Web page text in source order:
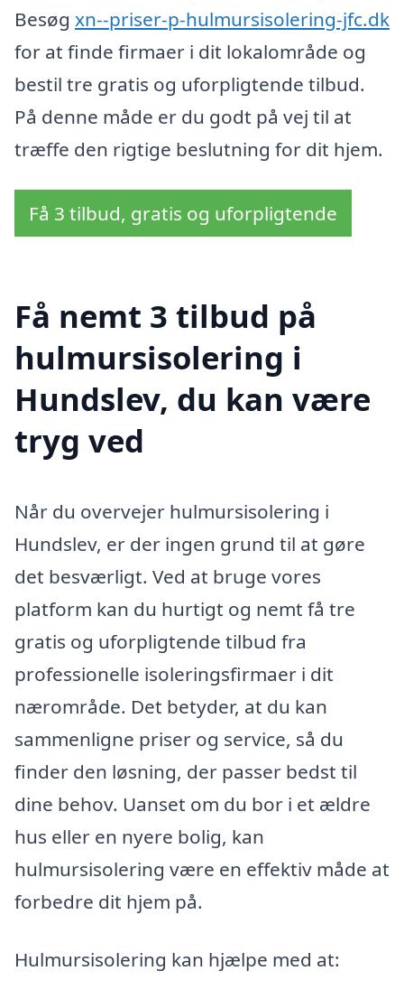
Besøg xn--priser-p-hulmursisolering-jfc.dk
for at finde firmaer i dit lokalområde og
bestil tre gratis og uforpligtende tilbud.
På denne måde er du godt på vej til at
træffe den rigtige beslutning for dit hjem.
Få 3 tilbud, gratis og uforpligtende
Få nemt 3 tilbud på
hulmursisolering i
Hundslev, du kan være
tryg ved
Når du overvejer hulmursisolering i
Hundslev, er der ingen grund til at gøre
det besværligt. Ved at bruge vores
platform kan du hurtigt og nemt få tre
gratis og uforpligtende tilbud fra
professionelle isoleringsfirmaer i dit
nærområde. Det betyder, at du kan
sammenligne priser og service, så du
finder den løsning, der passer bedst til
dine behov. Uanset om du bor i et ældre
hus eller en nyere bolig, kan
hulmursisolering være en effektiv måde at
forbedre dit hjem på.
Hulmursisolering kan hjælpe med at: